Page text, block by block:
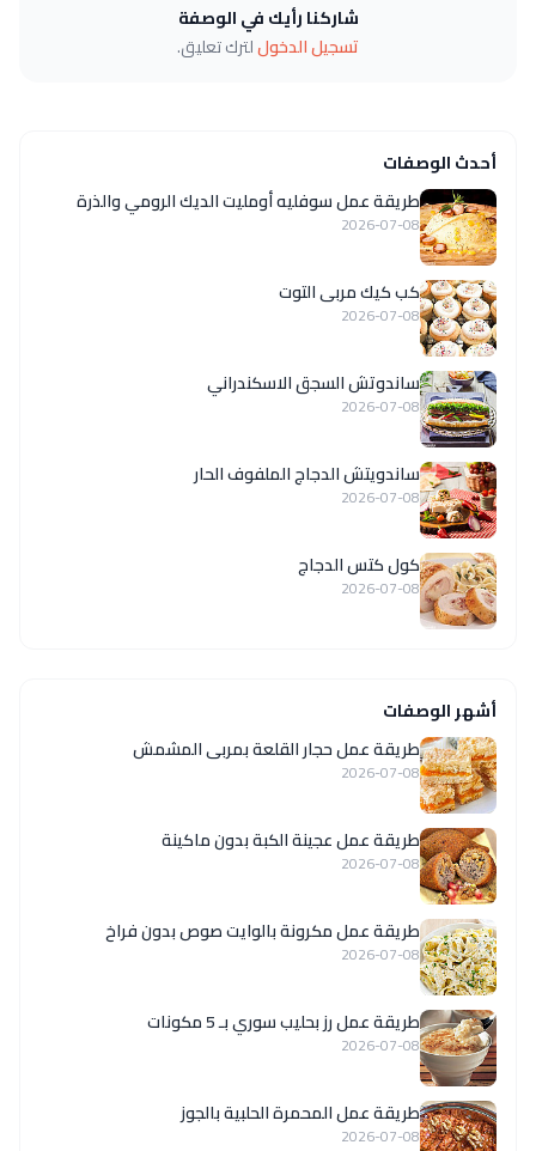
شاركنا رأيك في الوصفة
تسجيل الدخوللترك تعليق.
أحدث الوصفات
طريقة عمل سوفليه أومليت الديك الرومي والذرة
2026-07-08
كب كيك مربى التوت
2026-07-08
ساندوتش السجق الاسكندراني
2026-07-08
ساندويتش الدجاج الملفوف الحار
2026-07-08
كول كتس الدجاج
2026-07-08
أشهر الوصفات
طريقة عمل حجار القلعة بمربى المشمش
2026-07-08
طريقة عمل عجينة الكبة بدون ماكينة
2026-07-08
طريقة عمل مكرونة بالوايت صوص بدون فراخ
2026-07-08
طريقة عمل رز بحليب سوري بـ 5 مكونات
2026-07-08
طريقة عمل المحمرة الحلبية بالجوز
2026-07-08